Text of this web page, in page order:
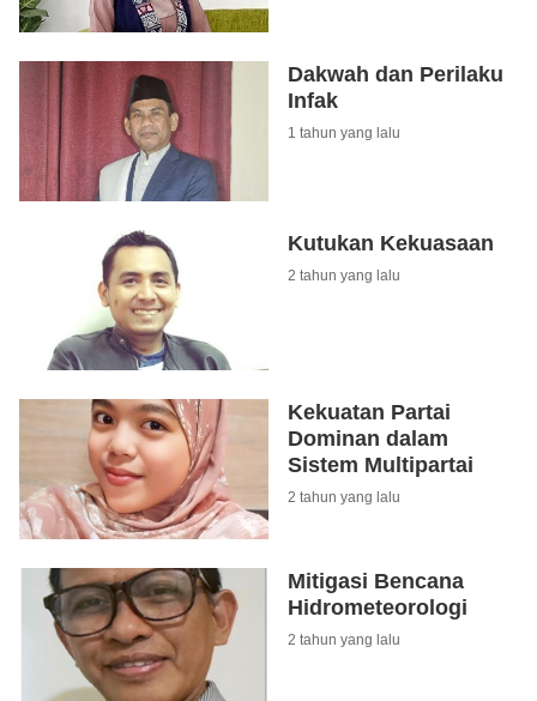
Dakwah dan Perilaku
Infak
1 tahun yang lalu
Kutukan Kekuasaan
2 tahun yang lalu
Kekuatan Partai
Dominan dalam
Sistem Multipartai
2 tahun yang lalu
Mitigasi Bencana
Hidrometeorologi
2 tahun yang lalu